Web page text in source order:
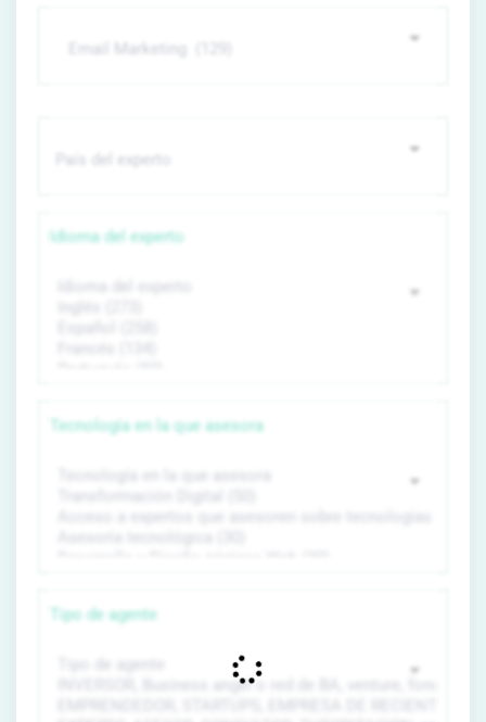
Idioma del experto
Tecnología en la que asesora
Tipo de agente